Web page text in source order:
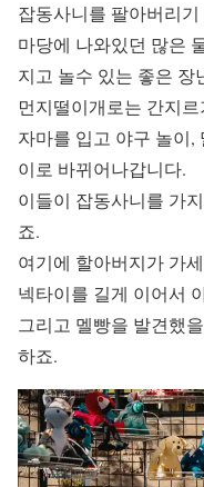
잡동사니를 팔아버리기
마당에 나와있던 많은
지고 놀수 있는 좋은 장
먼지떨이개로는 간지
자마를 입고 야구 놀이,
이로 바뀌어나갑니다.
이들이 잡동사니를 가
죠.
여기에 할아버지가 가
넥타이를 길게 이어서
그리고 멜빵을 발견했
하죠.